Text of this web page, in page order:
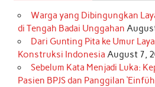
Warga yang Dibingungkan
di Tengah Badai Unggahan
Dari Gunting Pita ke Umur
Konstruksi Indonesia August 7,
Sebelum Kata Menjadi Luka:
Pasien BPJS dan Panggilan